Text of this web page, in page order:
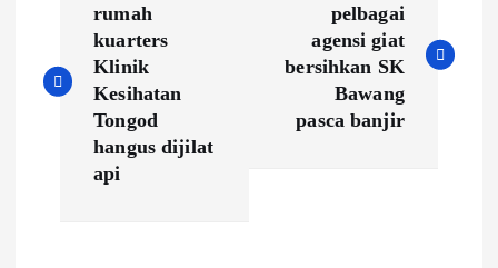
s
rumah
kuarters
Klinik
Kesihatan
Tongod
hangus dijilat
api
pelbagai
agensi giat
bersihkan SK
Bawang
pasca banjir